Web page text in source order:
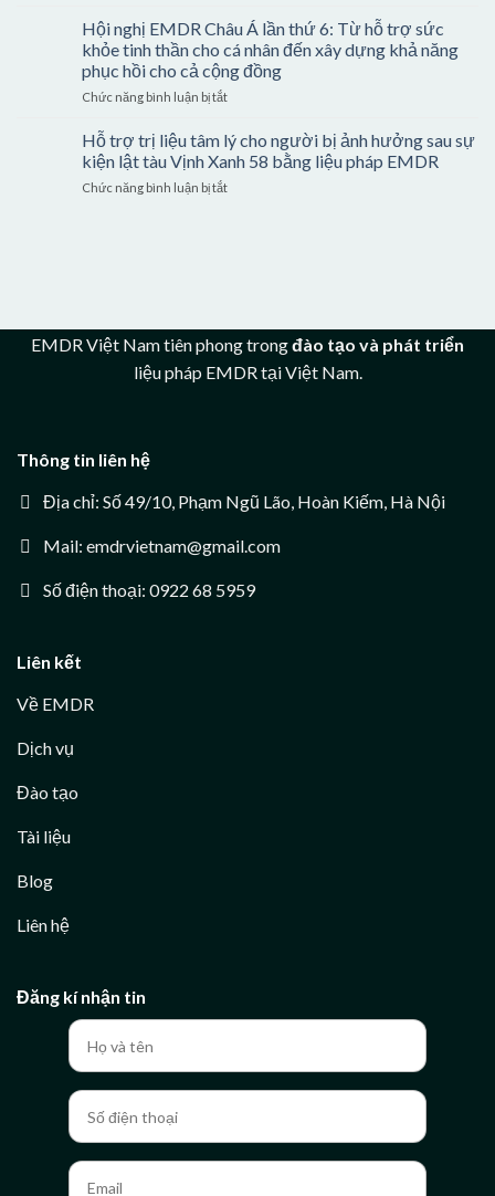
(NĂM
2026)
đào
tạo
EMDR
cơ
bản/
chuẩn
BÁO
TẠO:
KHÓA
ĐÀO
EMDR
CƠ
BẢN
(NĂM
Hội nghị EMDR Châu Á lần thứ 6: Từ hỗ trợ sức
khỏe tinh thần cho cá nhân đến xây dựng khả năng
phục hồi cho cả cộng đồng
Chức năng bình luận bị tắtở
nghị
EMDR
Châu
Á
khỏe
tinh
thần
khả
phục
cho
Hỗ trợ trị liệu tâm lý cho người bị ảnh hưởng sau sự
kiện lật tàu Vịnh Xanh 58 bằng liệu pháp EMDR
Chức năng bình luận bị tắtở
người
bị
ảnh
Vịnh
58
pháp
EMDR Việt Nam tiên phong trongđào tạo và phát triển
liệu pháp EMDR tại Việt Nam.
Thông tin liên hệ
Địa chỉ: Số 49/10, Phạm Ngũ Lão, Hoàn Kiếm, Hà Nội
Mail: emdrvietnam@gmail.com
Số điện thoại: 0922 68 5959
Liên kết
Về EMDR
Dịch vụ
Đào tạo
Tài liệu
Blog
Liên hệ
Đăng kí nhận tin